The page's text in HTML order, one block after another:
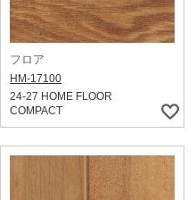
フロア
HM-17100
24-27 HOME FLOOR
COMPACT